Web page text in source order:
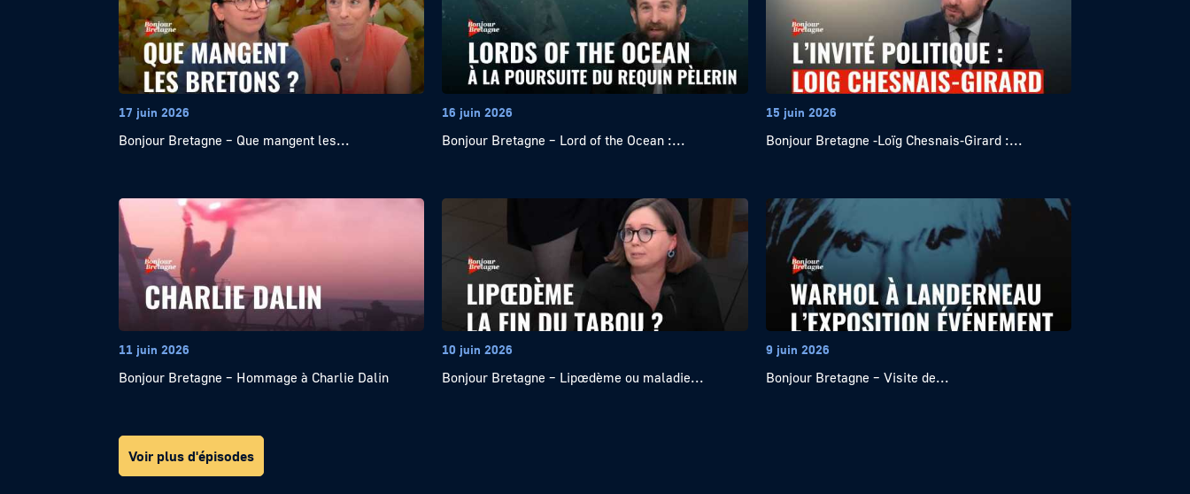
17 juin 2026
Bonjour Bretagne – Que mangent les...
16 juin 2026
Bonjour Bretagne – Lord of the Ocean :...
15 juin 2026
Bonjour Bretagne -Loïg Chesnais-Girard :...
11 juin 2026
Bonjour Bretagne – Hommage à Charlie Dalin
10 juin 2026
Bonjour Bretagne – Lipœdème ou maladie...
9 juin 2026
Bonjour Bretagne – Visite de...
Voir plus d'épisodes